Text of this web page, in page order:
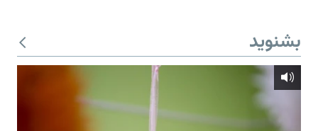
بشنوید